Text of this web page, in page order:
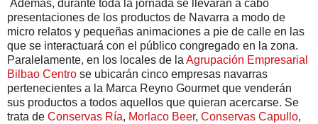
Además, durante toda la jornada se llevarán a cabo
presentaciones de los productos de Navarra a modo de
micro relatos y pequeñas animaciones a pie de calle en las
que se interactuará con el público congregado en la zona.
Paralelamente, en los locales de laAgrupación Empresarial
Bilbao Centro se ubicarán cinco empresas navarras
pertenecientes a la Marca Reyno Gourmet que venderán
sus productos a todos aquellos que quieran acercarse. Se
trata de Conservas Ría, Morlaco Beer, Conservas Capullo,